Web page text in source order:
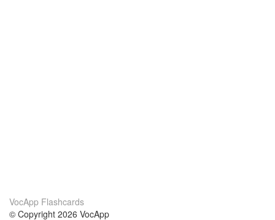
VocApp Flashcards
© Copyright 2026 VocApp